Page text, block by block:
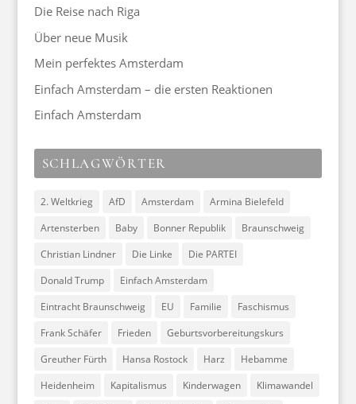
Die Reise nach Riga
Über neue Musik
Mein perfektes Amsterdam
Einfach Amsterdam – die ersten Reaktionen
Einfach Amsterdam
SCHLAGWÖRTER
2. Weltkrieg AfD Amsterdam
Armina Bielefeld
Artensterben
Baby Bonner Republik
Braunschweig
Christian Lindner
Die Linke
Die PARTEI
Donald Trump
Einfach Amsterdam
Eintracht Braunschweig
EU Familie
Faschismus
Frank Schäfer
Frieden
Geburtsvorbereitungskurs
Greuther Fürth
Hansa Rostock Harz
Hebamme
Heidenheim
Kapitalismus Kinderwagen
Klimawandel